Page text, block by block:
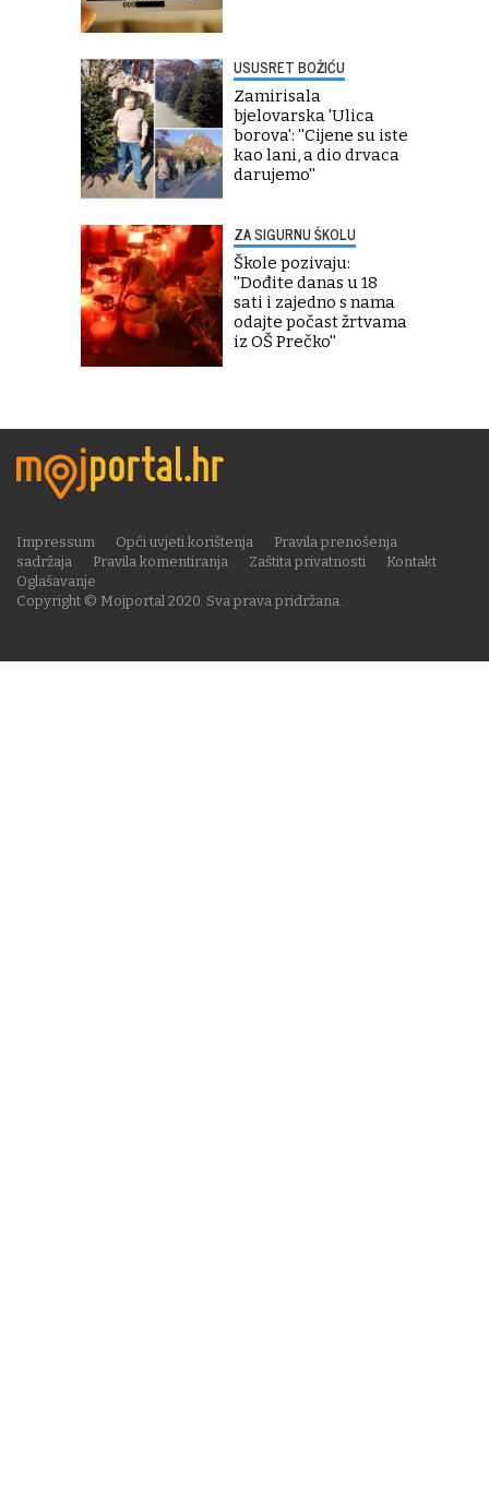
USUSRET BOŽIĆU
Zamirisala
bjelovarska 'Ulica
borova': ''Cijene su iste
kao lani, a dio drvaca
darujemo''
ZA SIGURNU ŠKOLU
Škole pozivaju:
''Dođite danas u 18
sati i zajedno s nama
odajte počast žrtvama
iz OŠ Prečko''
Copyright © Mojportal 2020. Sva prava pridržana.
Impressum Opći uvjeti korištenja
Pravila prenošenja
sadržaja
Pravila komentiranja Zaštita privatnosti
Kontakt
Oglašavanje